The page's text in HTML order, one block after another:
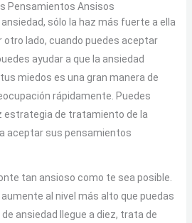
Pensamientos Ansisos
sólo la haz más fuerte a ella
lado, cuando puedes aceptar
ayudar a que la ansiedad
miedos es una gran manera de
rápidamente. Puedes
estrategia de tratamiento de la
aceptar sus pensamientos
tan ansioso como te sea posible.
al nivel más alto que puedas
ansiedad llegue a diez, trata de